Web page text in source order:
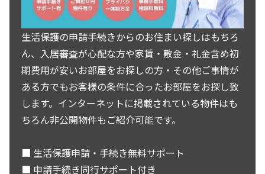
生活保護の申請手続きからのお住まい探しはもちろ
ん、入居審査が心配な方や家賃・敷金・礼金含め初
期費用が安いお部屋をお探しの方・その他ご事情が
ある方でもお客様の条件に合ったお部屋をお探し致
します。インターネットに掲載されている物件はも
ちろん非公開物件もご紹介可能です。
■ 生活保護申請・手続き無料サポート
■ 申請手続き同行サポート付き